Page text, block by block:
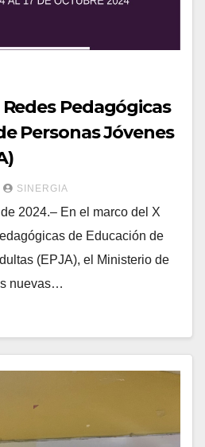
Pedagógicas
Personas Jóvenes
SINERGIA
2024.– En el marco del X
de Educación de
(EPJA), el Ministerio de
nuevas…